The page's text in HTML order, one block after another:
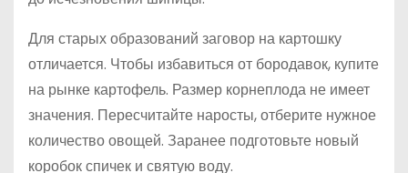
Для старых образований заговор на картошку
отличается. Чтобы избавиться от бородавок, купите
на рынке картофель. Размер корнеплода не имеет
значения. Пересчитайте наросты, отберите нужное
количество овощей. Заранее подготовьте новый
коробок спичек и святую воду.